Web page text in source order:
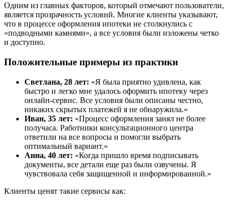
Одним из главных факторов, который отмечают пользователи,
является прозрачность условий. Многие клиенты указывают,
что в процессе оформления ипотеки не столкнулись с
«подводными камнями», а все условия были изложены четко
и доступно.
Положительные примеры из практики
Светлана, 28 лет: «Я была приятно удивлена, как
быстро и легко мне удалось оформить ипотеку через
онлайн-сервис. Все условия были описаны честно,
никаких скрытых платежей я не обнаружила.»
Иван, 35 лет: «Процесс оформления занял не более
получаса. Работники консультационного центра
ответили на все вопросы и помогли выбрать
оптимальный вариант.»
Анна, 40 лет: «Когда пришло время подписывать
документы, все детали еще раз были озвучены. Я
чувствовала себя защищенной и информированной.»
Клиенты ценят такие сервисы как: